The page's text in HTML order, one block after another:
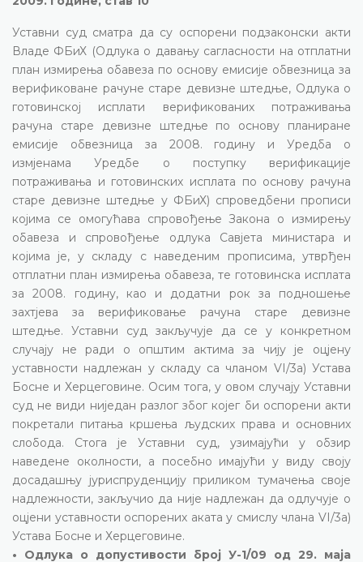
Уставни суд сматра да су оспорени подзаконски акти
Владе ФБиХ (Одлука о давању сагласности на отплатни
план измирења обавеза по основу емисије обвезница за
верификоване рачуне старе девизне штедње, Одлука о
готовинској исплати верификованих потраживања
рачуна старе девизне штедње по основу планиране
емисије обвезница за 2008. годину и Уредба о
измјенама Уредбе о поступку верификације
потраживања и готовинских исплата по основу рачуна
старе девизне штедње у ФБиХ) спроведбени прописи
којима се омогућава спровођење Закона о измирењу
обавеза и спровођење одлука Савјета министара и
којима је, у складу с наведеним прописима, утврђен
отплатни план измирења обавеза, те готовинска исплата
за 2008. годину, као и додатни рок за подношење
захтјева за верификовање рачуна старе девизне
штедње. Уставни суд закључује да се у конкретном
случају не ради о општим актима за чију је оцјену
уставности надлежан у складу са чланом VI/3а) Устава
Босне и Херцеговине. Осим тога, у овом случају Уставни
суд не види ниједан разлог због којег би оспорени акти
покретали питања кршења људских права и основних
слобода. Стога је Уставни суд, узимајући у обзир
наведене околности, а посебно имајући у виду своју
досадашњу јуриспруденцију приликом тумачења своје
надлежности, закључио да није надлежан да одлучује о
оцјени уставности оспорених аката у смислу члана VI/3а)
Устава Босне и Херцеговине.
• Одлука о допустивости број У-1/09 од 29. маја